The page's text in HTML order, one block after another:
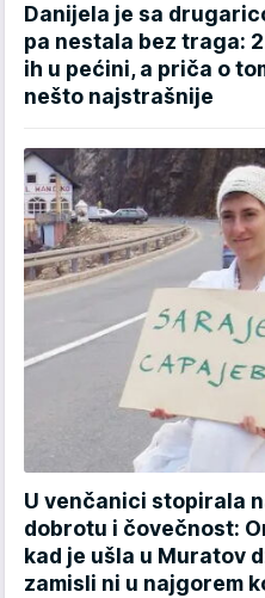
Danijela je sa
pa nestala bez traga:
ih u pećini, a priča o
nešto najstrašnije
U venčanici stopirala
dobrotu i čovečnost:
kad je ušla u Muratov
zamisli ni u najgorem